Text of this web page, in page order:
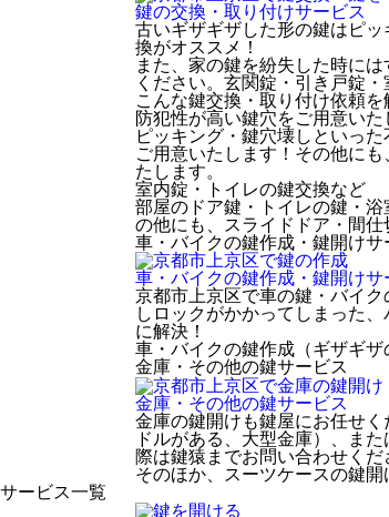
鍵の交換・取り付けサービス
古いギザギザした形の鍵はピ
換がオススメ！
また、家の鍵を紛失した時に
ください。玄関錠・引き戸錠
こんな鍵交換・取り付け依頼を
防犯性が高い鍵穴をご用意いた
ピッキング・鍵穴壊しといっ
ご用意いたします！その他に
たします。
室内錠・トイレの鍵交換など
部屋のドア鍵・トイレの鍵・
の他にも、スライドドア・間仕
車・バイクの鍵作成・鍵開けサ
車・バイクの鍵作成・鍵開けサ
京都市上京区で車の鍵・バイ
しロックがかかってしまった
に解決！
車・バイクの鍵作成（ギザギ
金庫・その他の鍵サービス
金庫・その他の鍵サービス
金庫の鍵開けも鍵屋にお任せ
ドルがある、大型金庫）、ま
際は鍵猿までお問い合わせくだ
そのほか、スーツケースの鍵
サービス一覧